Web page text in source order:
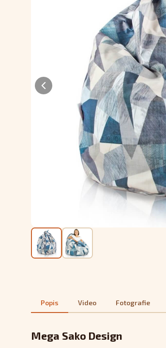
Popis Video Fotografie
Mega Sako Design